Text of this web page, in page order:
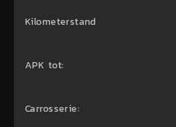
Kilometerstand
APK tot:
Carrosserie: